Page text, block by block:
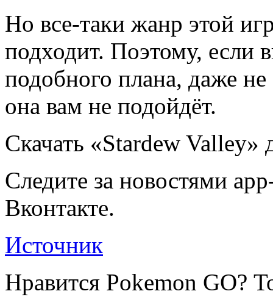
Но все-таки жанр этой
подходит. Поэтому, если
подобного плана, даже не
она вам не подойдёт.
Скачать «Stardew Valley»
Следите за новостями
Вконтакте.
Источник
Нравится Pokemon GO?